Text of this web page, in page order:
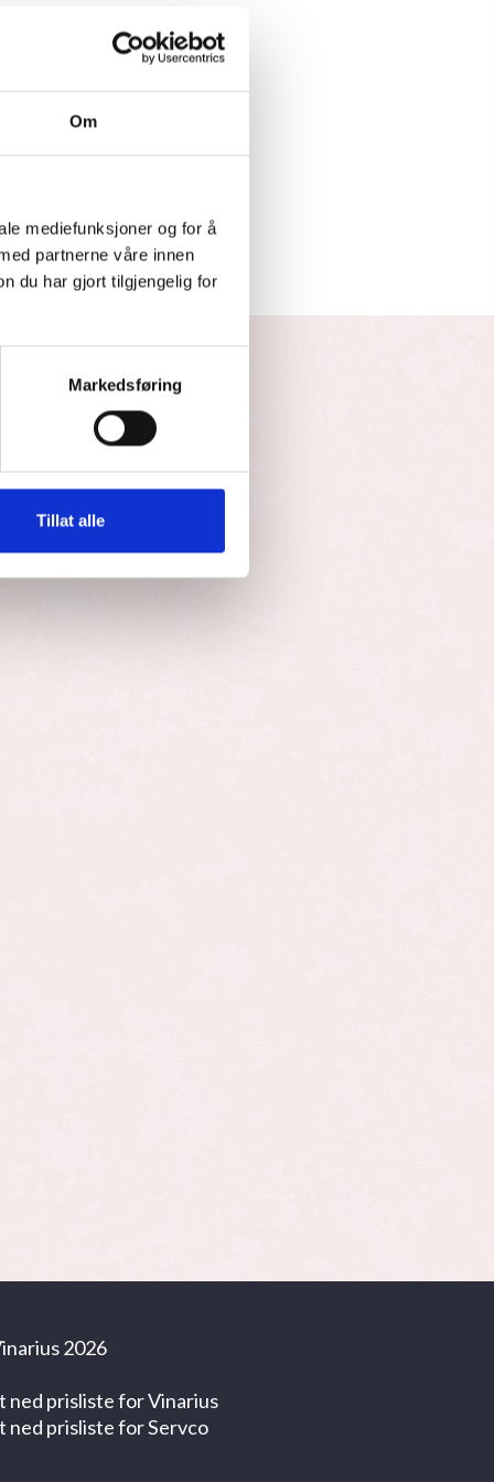
Om
mediefunksjoner og for å
partnerne våre innen
du har gjort tilgjengelig for
Markedsføring
Tillat alle
2026
ned prisliste for Vinarius
ned prisliste for Servco